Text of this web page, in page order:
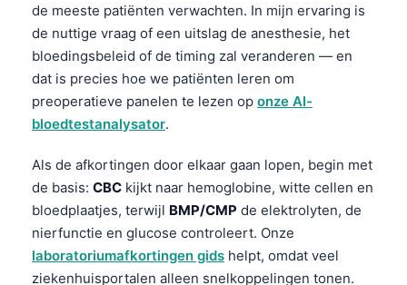
de meeste patiënten verwachten. In mijn ervaring is
de nuttige vraag of een uitslag de anesthesie, het
bloedingsbeleid of de timing zal veranderen — en
dat is precies hoe we patiënten leren om
preoperatieve panelen te lezen op onze AI-
bloedtestanalysator.
Als de afkortingen door elkaar gaan lopen, begin met
de basis: CBC kijkt naar hemoglobine, witte cellen en
bloedplaatjes, terwijl BMP/CMP de elektrolyten, de
nierfunctie en glucose controleert. Onze
laboratoriumafkortingen gids helpt, omdat veel
ziekenhuisportalen alleen snelkoppelingen tonen.